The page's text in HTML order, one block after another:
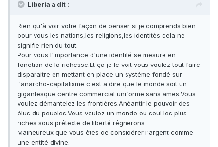
Liberia a dit :
Rien qu'à voir votre façon de penser si je comprends bien
pour vous les nations,les religions,les identités cela ne
signifie rien du tout.
Pour vous l'importance d'une identité se mesure en
fonction de la richesse.Et ça je le voit vous voulez tout faire
disparaitre en mettant en place un systéme fondé sur
l'anarcho-capitalisme c'est à dire que le monde soit un
gigantesque centre commercial uniforme sans ames.Vous
voulez démantelez les frontiéres.Anéantir le pouvoir des
élus du peuples.Vous voulez un monde ou seul les plus
riches sous prétexte de liberté régnerons.
Malheureux que vous êtes de considérer l'argent comme
une entité divine.